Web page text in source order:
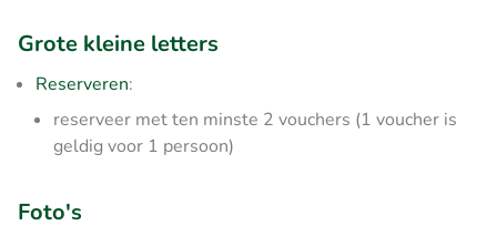
Grote kleine letters
Reserveren:
reserveer met ten minste 2 vouchers (1 voucher is
geldig voor 1 persoon)
Foto's